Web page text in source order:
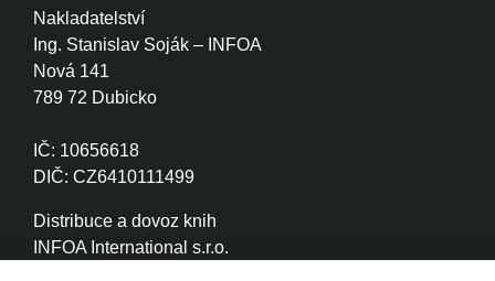
Nakladatelství
Ing. Stanislav Soják – INFOA
Nová 141
789 72 Dubicko
IČ: 10656618
DIČ: CZ6410111499
Distribuce a dovoz knih
INFOA International s.r.o.